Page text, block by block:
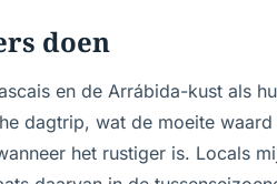
doen
en de Arrábida-kust als
dagtrip, wat de moeite
het rustiger is. Locals